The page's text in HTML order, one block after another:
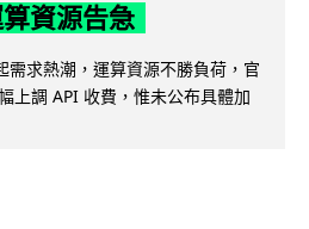
資源告急
需求熱潮，運算資源不勝負荷，官
上調 API 收費，惟未公布具體加